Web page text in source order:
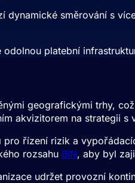
směrování s
platební
geografickými trhy,
akvizitorem na strategii
řízení rizik a
rozsahu BIN, aby byl
udržet provozní